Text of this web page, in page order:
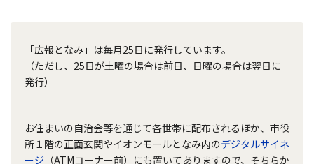
「広報となみ」は毎月25日に発行しています。
（ただし、25日が土曜の場合は前日、日曜の場合は翌日に
発行）
お住まいの自治会等を通じて各世帯に配布されるほか、市役
所１階の正面玄関やイオンモールとなみ内のデジタルサイネ
ージ （ATMコーナー前）にも置いてありますので、そちらか